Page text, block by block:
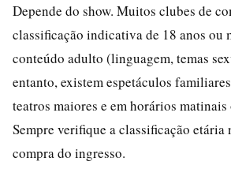
Depende do show. Muitos clubes de
classificação indicativa de 18 anos ou
conteúdo adulto (linguagem, temas
entanto, existem espetáculos
teatros maiores e em horários
Sempre verifique a classificação etária
compra do ingresso.